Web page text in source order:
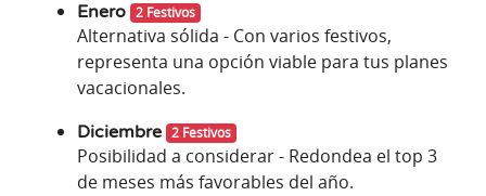
Enero 2 Festivos
Alternativa sólida - Con varios festivos,
representa una opción viable para tus planes
vacacionales.
Diciembre 2 Festivos
Posibilidad a considerar - Redondea el top 3
de meses más favorables del año.